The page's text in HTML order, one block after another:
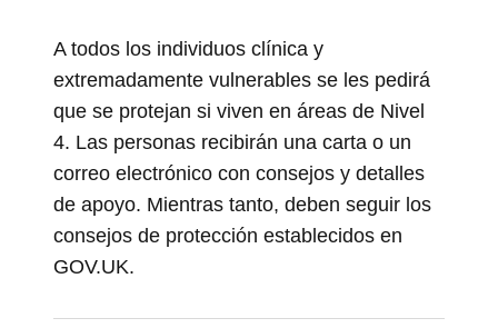
A todos los individuos clínica y
extremadamente vulnerables se les pedirá
que se protejan si viven en áreas de Nivel
4. Las personas recibirán una carta o un
correo electrónico con consejos y detalles
de apoyo. Mientras tanto, deben seguir los
consejos de protección establecidos en
GOV.UK.